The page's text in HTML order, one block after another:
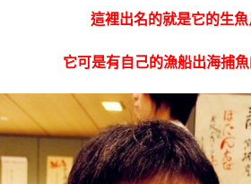
這裡出名的就是它的生魚
它可是有自己的漁船出海捕